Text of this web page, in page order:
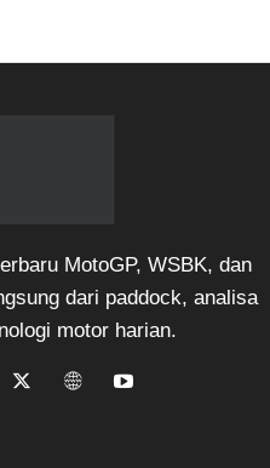
MotoGP, WSBK, dan
dari paddock, analisa
motor harian.